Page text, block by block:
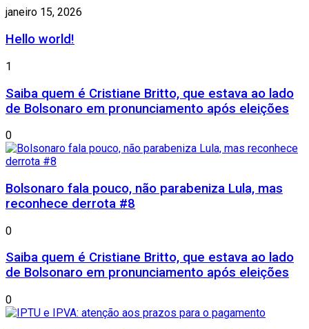
janeiro 15, 2026
Hello world!
1
Saiba quem é Cristiane Britto, que estava ao lado
de Bolsonaro em pronunciamento após eleições
0
Bolsonaro fala pouco, não parabeniza Lula, mas
reconhece derrota #8
0
Saiba quem é Cristiane Britto, que estava ao lado
de Bolsonaro em pronunciamento após eleições
0